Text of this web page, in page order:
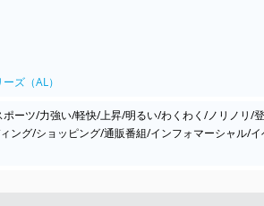
ズ（AL）
ーツ/力強い/軽快/上昇/明るい/わくわく/ノリノリ
ング/ショッピング/通販番組/インフォマーシャル/